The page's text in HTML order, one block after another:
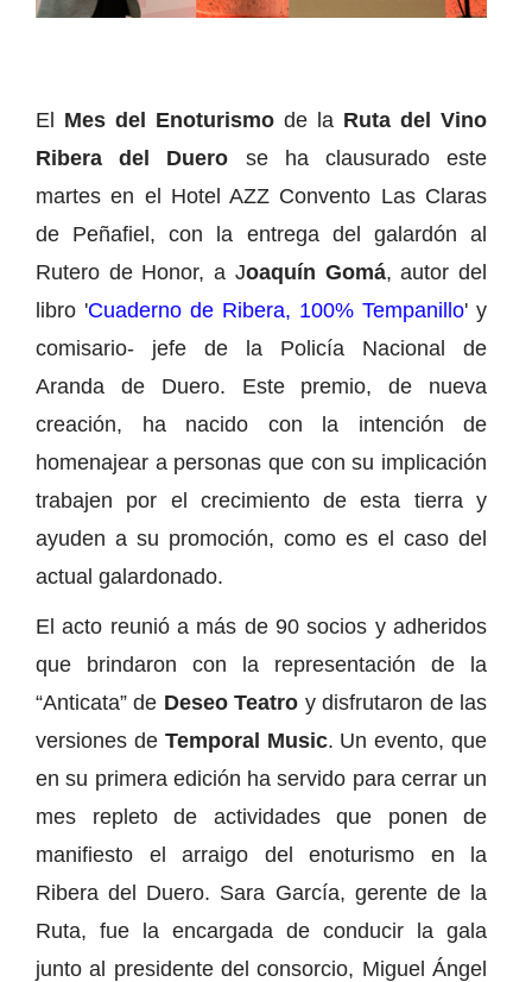
El Mes del Enoturismo de la Ruta del Vino
Ribera del Duero se ha clausurado este
martes en el Hotel AZZ Convento Las Claras
de Peñafiel, con la entrega del galardón al
Rutero de Honor, a Joaquín Gomá, autor del
libro 'Cuaderno de Ribera, 100% Tempanillo' y
comisario- jefe de la Policía Nacional de
Aranda de Duero. Este premio, de nueva
creación, ha nacido con la intención de
homenajear a personas que con su implicación
trabajen por el crecimiento de esta tierra y
ayuden a su promoción, como es el caso del
actual galardonado.
El acto reunió a más de 90 socios y adheridos
que brindaron con la representación de la
“Anticata” de Deseo Teatro y disfrutaron de las
versiones de Temporal Music. Un evento, que
en su primera edición ha servido para cerrar un
mes repleto de actividades que ponen de
manifiesto el arraigo del enoturismo en la
Ribera del Duero. Sara García, gerente de la
Ruta, fue la encargada de conducir la gala
junto al presidente del consorcio, Miguel Ángel